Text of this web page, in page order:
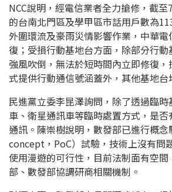
NCC說明，經電信業者全力搶修，截
的台南北門區及學甲區市話用戶數為
外圍環流及豪雨災情影響作業，中華
復；受損行動基地台方面，除部分行
強風吹倒，無法於短時間內立即修復
式提供行動通信號涵蓋外，其他基地台
民進黨立委李昆澤詢問，除了透過臨
車、衛星通訊車等臨時處置方式，是
通訊。陳崇樹說明，數發部已進行概
concept，PoC）試驗，技術上沒有問
使用漫遊的可行性，目前法制面有空
部、數發部協調研商相關機制。